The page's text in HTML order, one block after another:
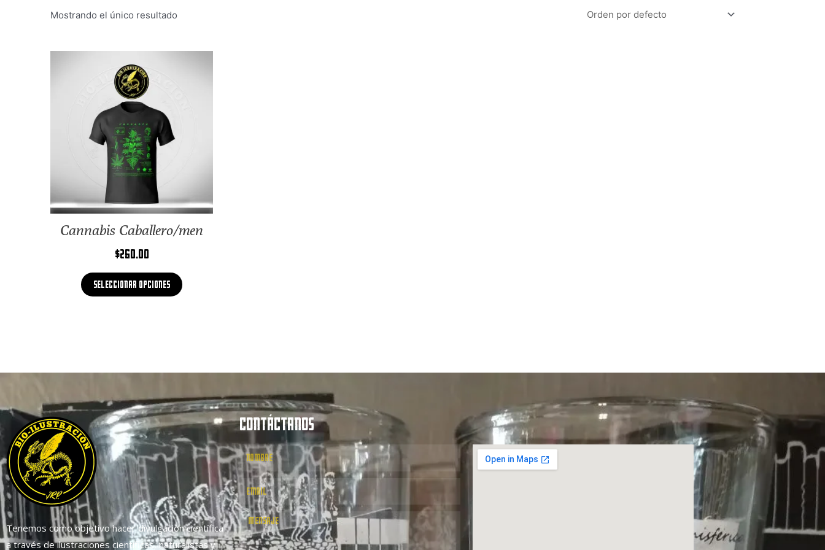
Mostrando el único resultado
Cannabis Caballero/men
$260.00
Seleccionar opciones
Tenemos como objetivo hacer divulgación científica
a través de ilustraciones científicas, naturalistas y
CONTÁCTANOS